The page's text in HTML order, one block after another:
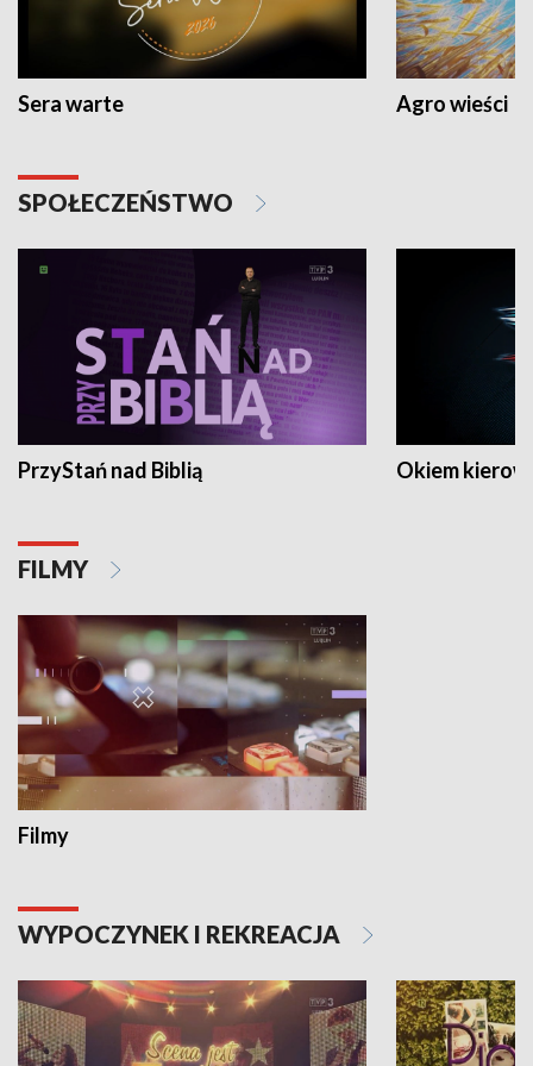
Sera warte Agro wieści
SPOŁECZEŃSTWO
PrzyStań nad Biblią Okiem
FILMY
Filmy
WYPOCZYNEK I REKREACJA